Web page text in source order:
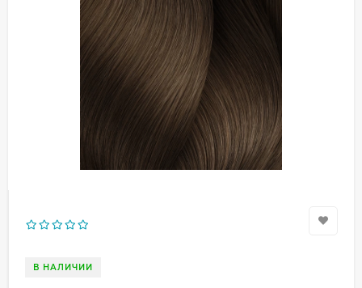
В НАЛИЧИИ